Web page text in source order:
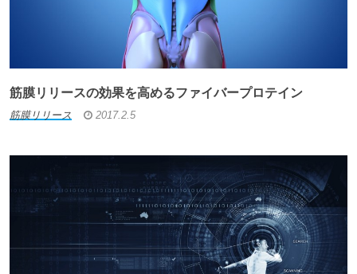
筋膜リリースの効果を高めるファイバープロテイン
筋膜リリース 2017.2.5